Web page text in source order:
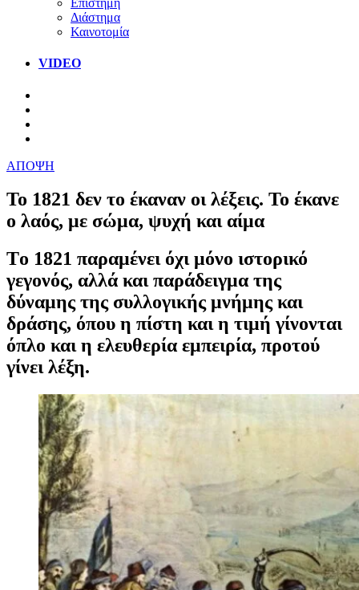
Επιστήμη
Διάστημα
Καινοτομία
VIDEO
ΑΠΟΨΗ
Το 1821 δεν το έκαναν οι λέξεις. Το έκανε
ο λαός, με σώμα, ψυχή και αίμα
Tο 1821 παραμένει όχι μόνο ιστορικό
γεγονός, αλλά και παράδειγμα της
δύναμης της συλλογικής μνήμης και
δράσης, όπου η πίστη και η τιμή γίνονται
όπλο και η ελευθερία εμπειρία, προτού
γίνει λέξη.